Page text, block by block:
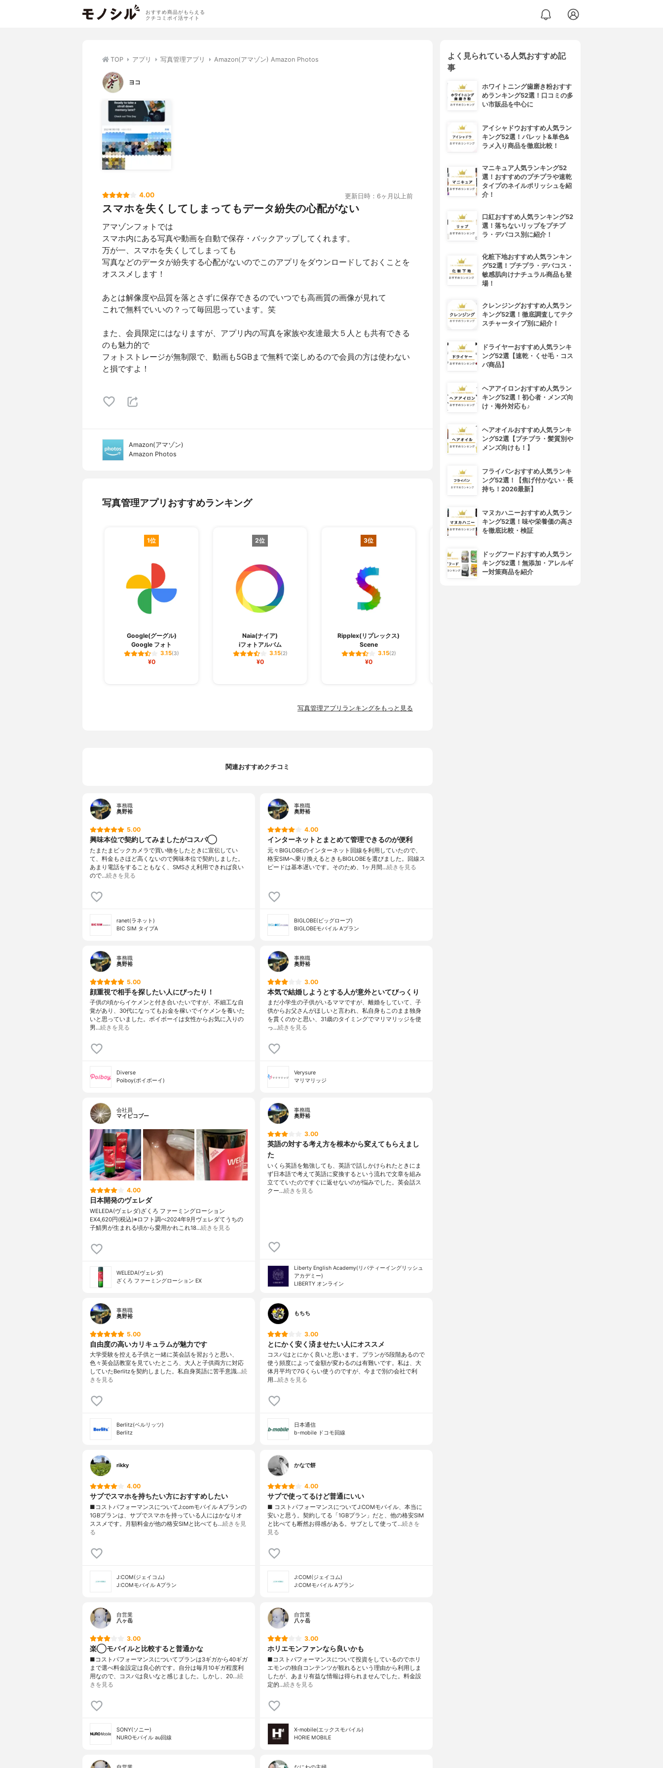
おすすめ商品がもらえる
クチコミポイ活サイト
TOP アプリ 写真管理アプリ Amazon(アマゾン) Amazon Photos
ヨコ
4.00 更新日時：6ヶ月以上前
スマホを失くしてしまってもデータ紛失の心配がない
アマゾンフォトでは
スマホ内にある写真や動画を自動で保存・バックアップしてくれます。
万が一、スマホを失くしてしまっても
写真などのデータが紛失する心配がないのでこのアプリをダウンロードしておくことを
オススメします！
あとは解像度や品質を落とさずに保存できるのでいつでも高画質の画像が見れて
これで無料でいいの？って毎回思っています。笑
また、会員限定にはなりますが、アプリ内の写真を家族や友達最大５人とも共有できる
のも魅力的で
フォトストレージが無制限で、動画も5GBまで無料で楽しめるので会員の方は使わない
と損ですよ！
Amazon(アマゾン)
Amazon Photos
写真管理アプリおすすめランキング
1位
Google(グーグル)
Google フォト
3.15(3)
¥0
2位
Naia(ナイア)
iフォトアルバム
3.15(2)
¥0
3位
Ripplex(リプレックス)
Scene
3.15(2)
¥0
写真管理アプリランキングをもっと見る
関連おすすめクチコミ
事務職
奥野裕
5.00
興味本位で契約してみましたがコスパ◯
たまたまビックカメラで買い物をしたときに宣伝してい
て、料金もさほど高くないので興味本位で契約しました。
あまり電話をすることもなく、SMSさえ利用できれば良い
ので…続きを見る
ranet(ラネット)
BIC SIM タイプA
事務職
奥野裕
4.00
インターネットとまとめて管理できるのが便利
元々BIGLOBEのインターネット回線を利用していたので、
格安SIMへ乗り換えるときもBIGLOBEを選びました。回線ス
ピードは基本遅いです。そのため、1ヶ月間…続きを見る
BIGLOBE(ビッグローブ)
BIGLOBEモバイル Aプラン
事務職
奥野裕
5.00
顔重視で相手を探したい人にぴったり！
子供の頃からイケメンと付き合いたいですが、不細工な自
覚があり、30代になってもお金を稼いでイケメンを養いた
いと思っていました。ポイボーイは女性からお気に入りの
男…続きを見る
Diverse
Poiboy(ポイボーイ)
事務職
奥野裕
3.00
本気で結婚しようとする人が意外といてびっくり
まだ小学生の子供がいるママですが、離婚をしていて、子
供からお父さんがほしいと言われ、私自身もこのまま独身
を貫くのかと思い、31歳のタイミングでマリマリッジを使
っ…続きを見る
Verysure
マリマリッジ
会社員
マイピコブー
4.00
日本開発のヴェレダ
WELEDA(ヴェレダ)ざくろ ファーミングローション
EX4,620円(税込)※ロフト調べ2024年9月ヴェレダてうちの
子鯖男が生まれる頃から愛用かれこれ18…続きを見る
WELEDA(ヴェレダ)
ざくろ ファーミングローション EX
事務職
奥野裕
3.00
英語の対する考え方を根本から変えてもらえまし
た
いくら英語を勉強しても、英語で話しかけられたときにま
ず日本語で考えて英語に変換するという流れで文章を組み
立てていたのですぐに返せないのが悩みでした。英会話ス
クー…続きを見る
Liberty English Academy(リバティーイングリッシュ
アカデミー)
LIBERTY オンライン
事務職
奥野裕
5.00
自由度の高いカリキュラムが魅力です
大学受験を控える子供と一緒に英会話を習おうと思い、
色々英会話教室を見ていたところ、大人と子供両方に対応
していたBerlitzを契約しました。私自身英語に苦手意識…続
きを見る
Berlitz(ベルリッツ)
Berlitz
もちち
3.00
とにかく安く済ませたい人にオススメ
コスパはとにかく良いと思います。プランが5段階あるので
使う頻度によって金額が変わるのは有難いです。私は、大
体月平均で7Gくらい使うのですが、今まで別の会社で利
用…続きを見る
日本通信
b-mobile ドコモ回線
rikky
4.00
サブでスマホを持ちたい方におすすめしたい
■コストパフォーマンスについてJ:comモバイル Aプランの
1GBプランは、サブでスマホを持っている人にはかなりオ
ススメです。月額料金が他の格安SIMと比べても…続きを見
る
J:COM(ジェイコム)
J:COMモバイル Aプラン
かなで餅
4.00
サブで使ってるけど普通にいい
■ コストパフォーマンスについてJ:COMモバイル、本当に
安いと思う。契約してる「1GBプラン」だと、他の格安SIM
と比べても断然お得感がある。サブとして使って…続きを
見る
J:COM(ジェイコム)
J:COMモバイル Aプラン
自営業
八ヶ岳
3.00
楽◯モバイルと比較すると普通かな
■コストパフォーマンスについてプランは3ギガから40ギガ
まで選べ料金設定は良心的です。自分は毎月10ギガ程度利
用なので、コスパは良いなと感じました。しかし、20…続
きを見る
SONY(ソニー)
NUROモバイル au回線
自営業
八ヶ岳
3.00
ホリエモンファンなら良いかも
■コストパフォーマンスについて投資をしているのでホリ
エモンの独自コンテンツが観れるという理由から利用しま
したが、あまり有益な情報は得られませんでした。料金設
定的…続きを見る
X-mobile(エックスモバイル)
HORIE MOBILE
よく見られている人気おすすめ記
事
ホワイトニング歯磨き粉おすす
めランキング52選！口コミの多
い市販品を中心に
アイシャドウおすすめ人気ラン
キング52選！パレット&単色&
ラメ入り商品を徹底比較！
マニキュア人気ランキング52
選！おすすめのプチプラや速乾
タイプのネイルポリッシュを紹
介！
口紅おすすめ人気ランキング52
選！落ちないリップをプチプ
ラ・デパコス別に紹介！
化粧下地おすすめ人気ランキン
グ52選！プチプラ・デパコス・
敏感肌向けナチュラル商品も登
場！
クレンジングおすすめ人気ラン
キング52選！徹底調査してテク
スチャータイプ別に紹介！
ドライヤーおすすめ人気ランキ
ング52選【速乾・くせ毛・コス
パ商品】
ヘアアイロンおすすめ人気ラン
キング52選！初心者・メンズ向
け・海外対応も♪
ヘアオイルおすすめ人気ランキ
ング52選【プチプラ・髪質別や
メンズ向けも！】
フライパンおすすめ人気ランキ
ング52選！【焦げ付かない・長
持ち！2026最新】
マヌカハニーおすすめ人気ラン
キング52選！味や栄養価の高さ
を徹底比較・検証
ドッグフードおすすめ人気ラン
キング52選！無添加・アレルギ
ー対策商品を紹介